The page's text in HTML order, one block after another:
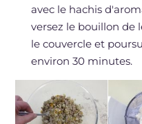
avec le hachis
versez le bouillon de
le couvercle et
environ 30 minutes.